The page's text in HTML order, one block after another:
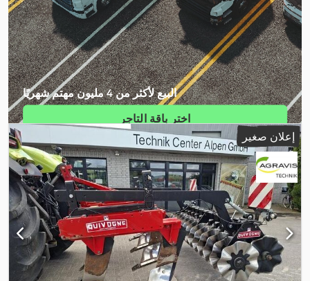
البيع لأكثر من 4 مليون مهتم شهريًا
اختر باقة التاجر
إنشاء إعلان فردي
إعلان صغير